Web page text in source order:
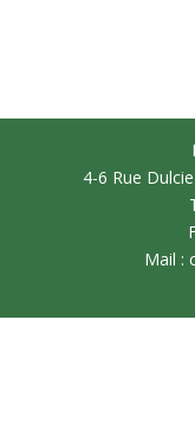
4-6 Rue
Mail :